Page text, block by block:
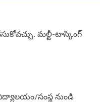
మల్టీ-టాస్కింగ్
సంస్థ నుండి